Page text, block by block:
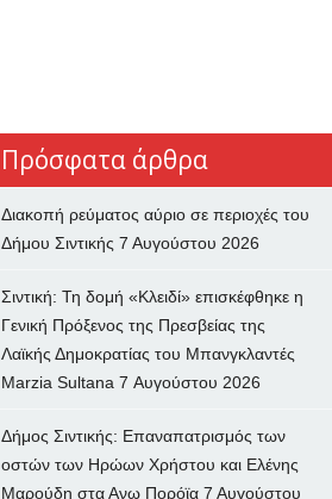
Πρόσφατα άρθρα
Διακοπή ρεύματος αύριο σε περιοχές του
Δήμου Σιντικής 7 Αυγούστου 2026
Σιντική: Τη δομή «Κλειδί» επισκέφθηκε η
Γενική Πρόξενος της Πρεσβείας της
Λαϊκής Δημοκρατίας του Μπανγκλαντές
Marzia Sultana 7 Αυγούστου 2026
Δήμος Σιντικής: Επαναπατρισμός των
oστών των Ηρώων Χρήστου και Ελένης
Μαρούδη στα Ανω Πορόϊα 7 Αυγούστου